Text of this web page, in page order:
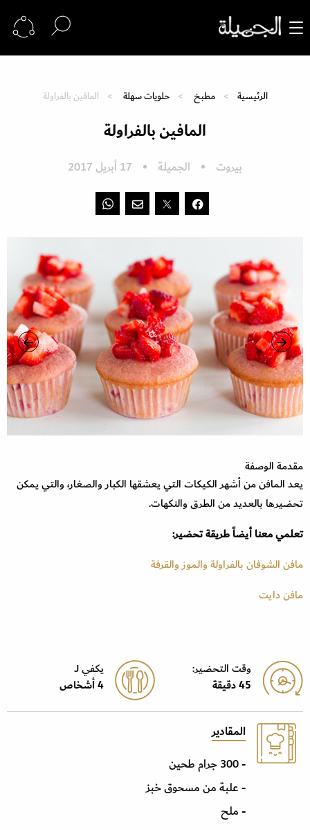
الرئيسية مطبخ حلويات سهلة المافين بالفراولة
المافين بالفراولة
بيروت الجميلة 17 أبريل 2017
مقدمة الوصفة
يعد المافن من أشهر الكيكات التي يعشقها الكبار والصغار، والتي يمكن
تحضيرها بالعديد من الطرق والنكهات.
تعلمي معنا أيضاً طريقة تحضير:
مافن الشوفان بالفراولة والموز والقرفة
مافن دايت
وقت التحضير:
45 دقيقة
يكفي J
4 أشخاص
المقادير
- 300 جرام طحين
- علبة من مسحوق خبز
- ملح